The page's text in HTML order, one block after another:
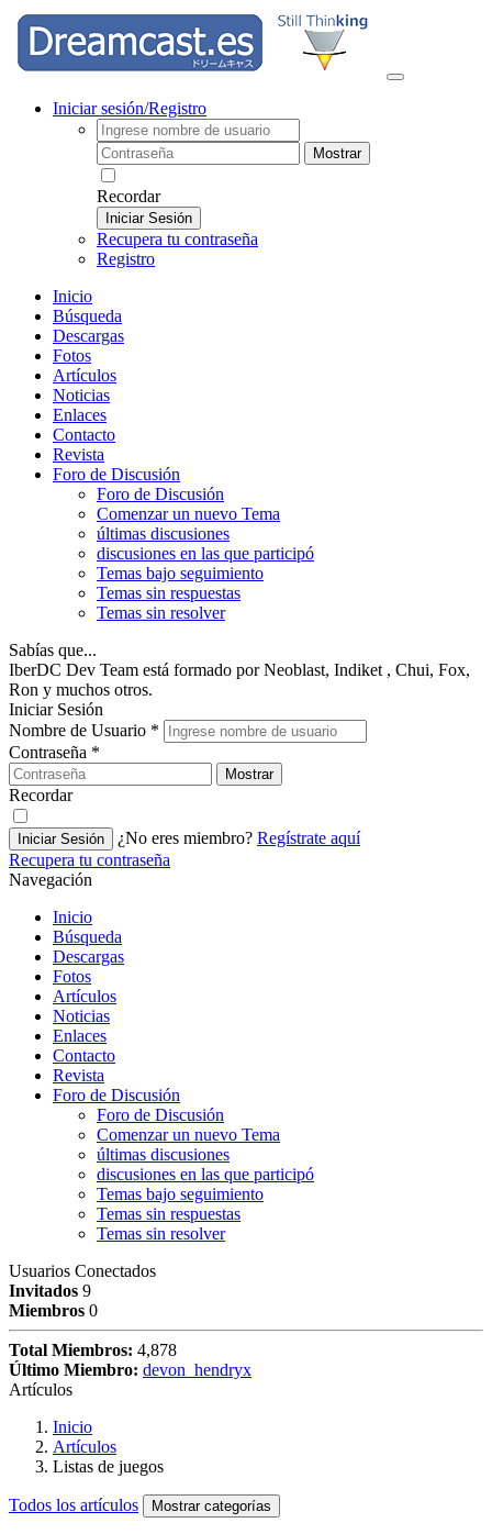
Iniciar sesión/Registro
Mostrar
Recordar
Iniciar Sesión
Recupera tu contraseña
Registro
Inicio
Búsqueda
Descargas
Fotos
Artículos
Noticias
Enlaces
Contacto
Revista
Foro de Discusión
Foro de Discusión
Comenzar un nuevo Tema
últimas discusiones
discusiones en las que participó
Temas bajo seguimiento
Temas sin respuestas
Temas sin resolver
Sabías que...
IberDC Dev Team está formado por Neoblast, Indiket , Chui, Fox,
Ron y muchos otros.
Iniciar Sesión
Nombre de Usuario *
Contraseña *
Mostrar
Recordar
Iniciar Sesión ¿No eres miembro? Regístrate aquí
Recupera tu contraseña
Navegación
Inicio
Búsqueda
Descargas
Fotos
Artículos
Noticias
Enlaces
Contacto
Revista
Foro de Discusión
Foro de Discusión
Comenzar un nuevo Tema
últimas discusiones
discusiones en las que participó
Temas bajo seguimiento
Temas sin respuestas
Temas sin resolver
Usuarios Conectados
Invitados 9
Miembros 0
Total Miembros: 4,878
Último Miembro: devon_hendryx
Artículos
Inicio
Artículos
Listas de juegos
Todos los artículos Mostrar categorías